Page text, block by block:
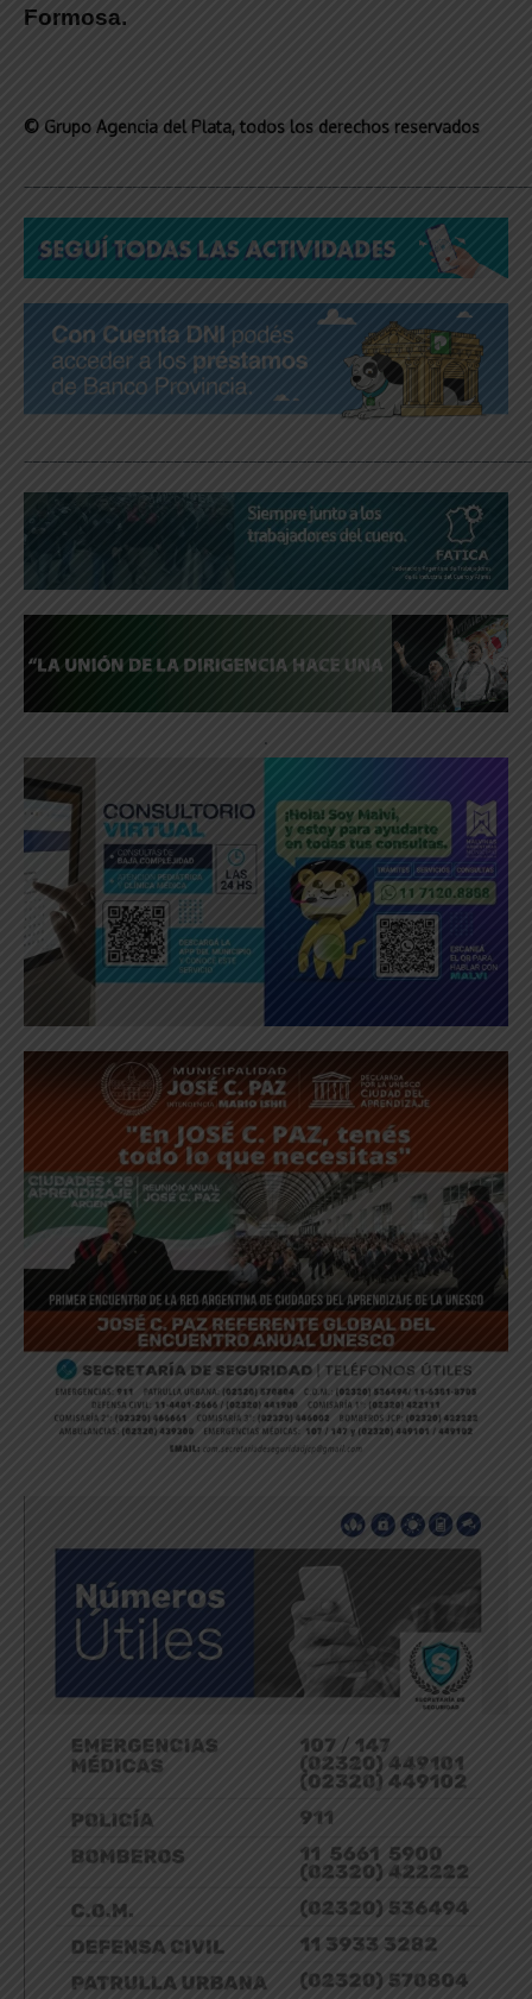
Formosa.
© Grupo Agencia del Plata, todos los derechos reservados
.